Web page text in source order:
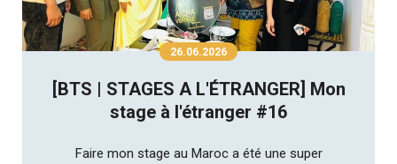
26.06.2026
[BTS | STAGES A L'ÉTRANGER] Mon
stage à l'étranger #16
Faire mon stage au Maroc a été une super